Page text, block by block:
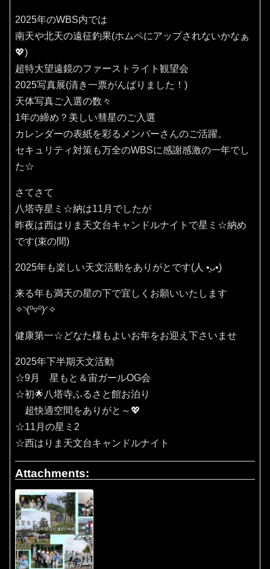
2025年のWBS内では
南天や北天の遠征釣果(ホムペにアップされないかなぁ
💖)
超特大望遠鏡のファーストライト観望会
2025写真展(清き一票がんばりました！)
天体写真ご入選の数々
1年の締め？美しい彗星のご入選
カレンダーの表紙を彩るメンバーさんのご活躍。
セキュリティ対策も万全のWBSに感謝感激の一年でし
た☆
さてさて
八塔寺星ミ☆納は11月でしたが
昨夜は西はりま天文台キャンドルナイトで星ミ☆納め
です(束の間)
2025年も楽しい天文活動をありがとです(⁠人⁠ ⁠•͈⁠ᴗ⁠•͈⁠)
来る年も満天の星の下で宜しくお願いいたします
✧⁠◝⁠(⁠⁰⁠▿⁠⁰⁠)⁠◜⁠✧
健康第一☆どなた様もよいお年をお迎え下さいませ
2025年下半期天文活動
☆9月 星もと＆宙ガールOG会
☆初🌟八塔寺ふるさと館お泊り
超快適空間をありがと～💖
☆11月の星ミ2
☆西はりま天文台キャンドルナイト
Attachments: